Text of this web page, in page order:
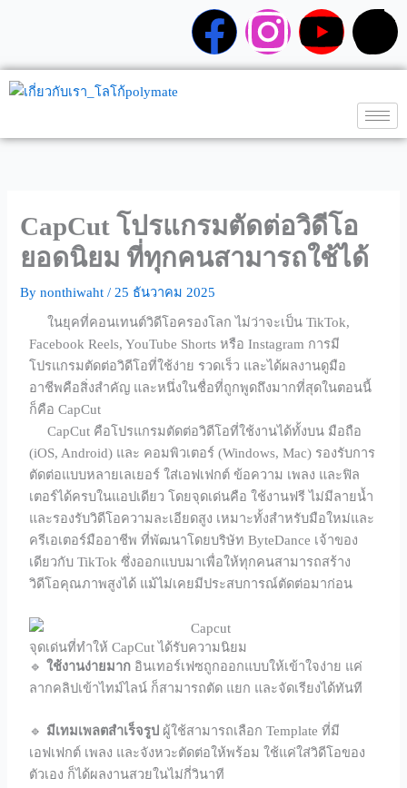
F
a
b
o
o
k
I
n
a
g
a
m
Y
o
u
b
T
i
k
CapCut โปรแกรมตัดต่อวิดีโอ
ยอดนิยม ที่ทุกคนสามารถใช้ได้
Bynonthiwaht/ 25 ธันวาคม 2025
ในยุคที่คอนเทนต์วิดีโอครองโลก ไม่ว่าจะเป็น TikTok,
Facebook Reels, YouTube Shorts หรือ Instagram การมี
โปรแกรมตัดต่อวิดีโอที่ใช้ง่าย รวดเร็ว และได้ผลงานดูมือ
อาชีพคือสิ่งสำคัญ และหนึ่งในชื่อที่ถูกพูดถึงมากที่สุดในตอนนี้
ก็คือ CapCut
CapCut คือโปรแกรมตัดต่อวิดีโอที่ใช้งานได้ทั้งบน มือถือ
(iOS, Android) และ คอมพิวเตอร์ (Windows, Mac) รองรับการ
ตัดต่อแบบหลายเลเยอร์ ใส่เอฟเฟกต์ ข้อความ เพลง และฟิล
เตอร์ได้ครบในแอปเดียว โดยจุดเด่นคือ ใช้งานฟรี ไม่มีลายน้ำ
และรองรับวิดีโอความละเอียดสูง เหมาะทั้งสำหรับมือใหม่และ
ครีเอเตอร์มืออาชีพ ที่พัฒนาโดยบริษัท ByteDance เจ้าของ
เดียวกับ TikTok ซึ่งออกแบบมาเพื่อให้ทุกคนสามารถสร้าง
วิดีโอคุณภาพสูงได้ แม้ไม่เคยมีประสบการณ์ตัดต่อมาก่อน
จุดเด่นที่ทำให้ CapCut ได้รับความนิยม
🔹ใช้งานง่ายมาก อินเทอร์เฟซถูกออกแบบให้เข้าใจง่าย แค่
ลากคลิปเข้าไทม์ไลน์ ก็สามารถตัด แยก และจัดเรียงได้ทันที
🔹 มีเทมเพลตสำเร็จรูป ผู้ใช้สามารถเลือก Template ที่มี
เอฟเฟกต์ เพลง และจังหวะตัดต่อให้พร้อม ใช้แค่ใส่วิดีโอของ
ตัวเอง ก็ได้ผลงานสวยในไม่กี่วินาที